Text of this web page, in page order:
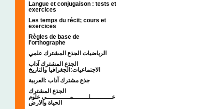
Langue et conjugaison : tests et
exercices
Les temps du récit; cours et
exercices
Règles de base de
l'orthographe
الرياضيات الجذع المشترك علمي
الجذع المشترك آداب
الاجتماعيات:الجغرافيا والتاريخ
جذع مشترك آداب :العربية
الجذع المشترك
عـــــــــــلــــــــمــــــــــــي علوم
الحياة والارض